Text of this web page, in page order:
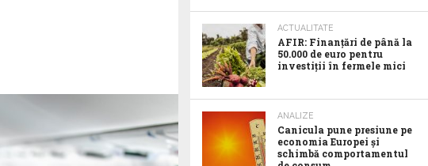
ACTUALITATE
AFIR: Finanțări de până la
50.000 de euro pentru
investiții în fermele mici
ANALIZE
Canicula pune presiune pe
economia Europei și
schimbă comportamentul